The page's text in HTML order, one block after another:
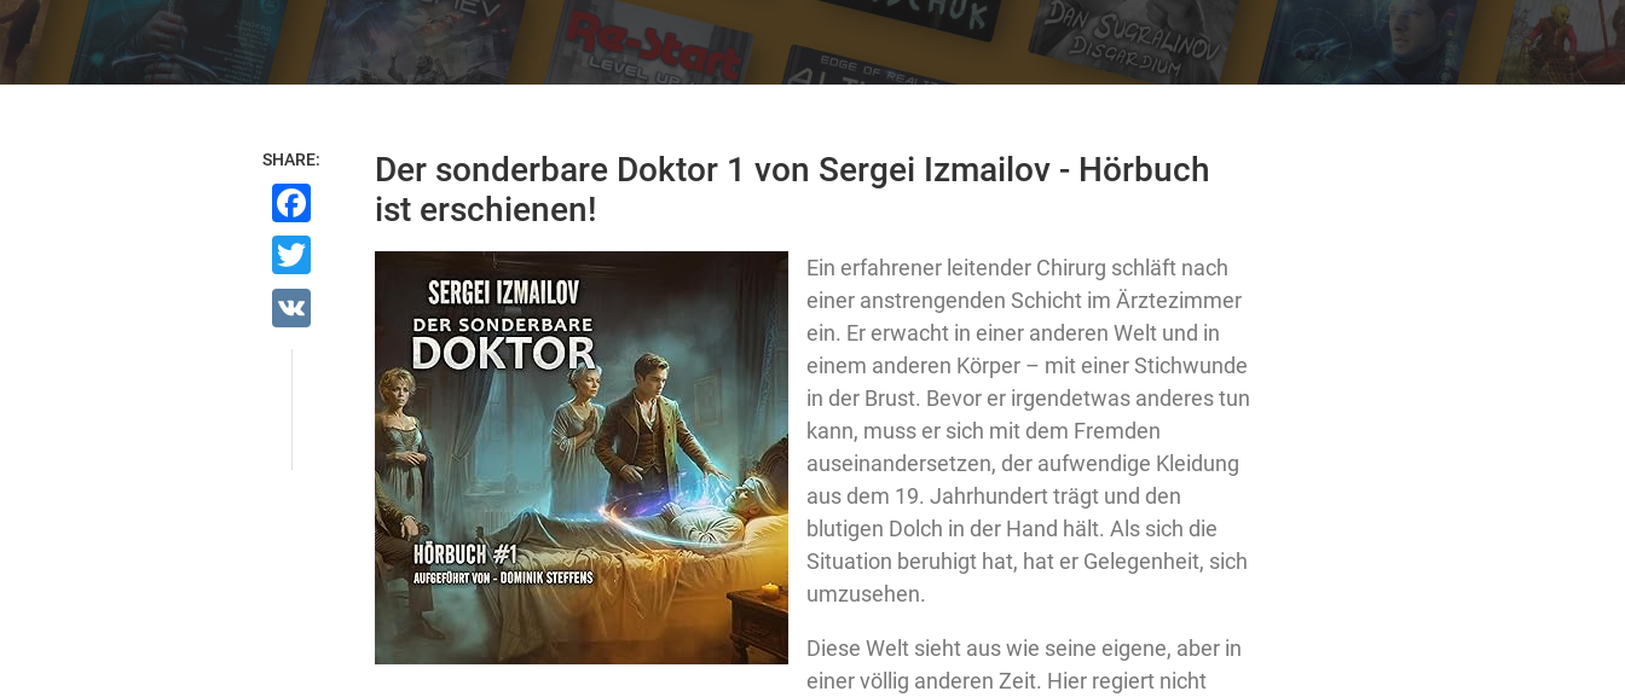
Der sonderbare Doktor 1 von Sergei Izmailov - Hörbuch
ist erschienen!
Ein erfahrener leitender Chirurg schläft nach
einer anstrengenden Schicht im Ärztezimmer
ein. Er erwacht in einer anderen Welt und in
einem anderen Körper – mit einer Stichwunde
in der Brust. Bevor er irgendetwas anderes tun
kann, muss er sich mit dem Fremden
auseinandersetzen, der aufwendige Kleidung
aus dem 19. Jahrhundert trägt und den
blutigen Dolch in der Hand hält. Als sich die
Situation beruhigt hat, hat er Gelegenheit, sich
umzusehen.
Diese Welt sieht aus wie seine eigene, aber in
einer völlig anderen Zeit. Hier regiert nicht
SHARE:
Facebook
Twitter